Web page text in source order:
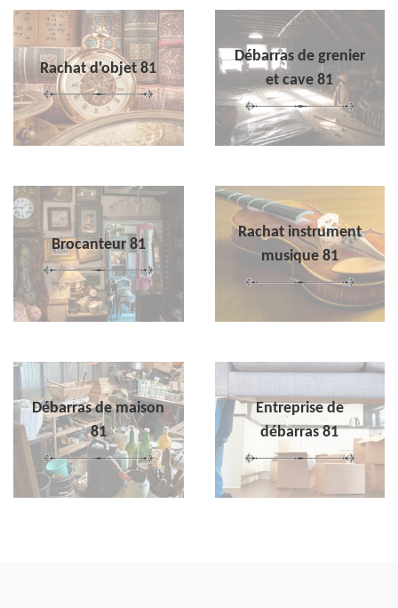
Rachat d'objet 81
Débarras de grenier
et cave 81
Brocanteur 81
Rachat instrument
musique 81
Débarras de maison
81
Entreprise de
débarras 81